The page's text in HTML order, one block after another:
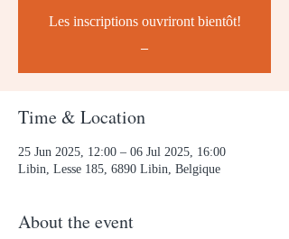
Les inscriptions ouvriront bientôt!
Time & Location
25 Jun 2025, 12:00 – 06 Jul 2025, 16:00
Libin, Lesse 185, 6890 Libin, Belgique
About the event